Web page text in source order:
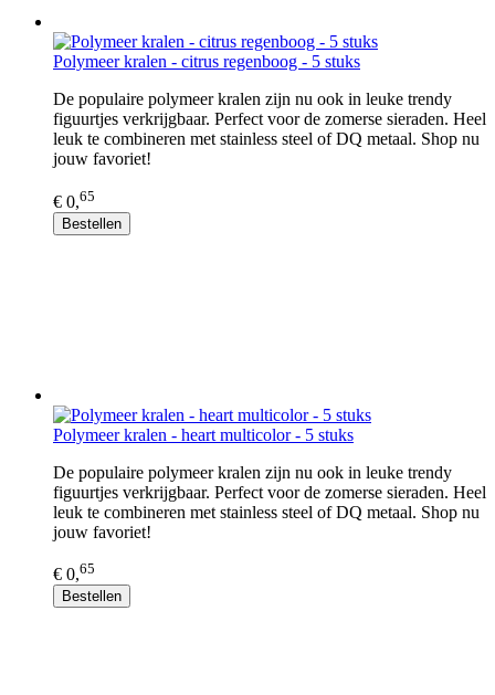
Polymeer kralen - citrus regenboog - 5 stuks
De populaire polymeer kralen zijn nu ook in leuke trendy
figuurtjes verkrijgbaar. Perfect voor de zomerse sieraden. Heel
leuk te combineren met stainless steel of DQ metaal. Shop nu
jouw favoriet!
€ 0,65
Bestellen
Polymeer kralen - heart multicolor - 5 stuks
De populaire polymeer kralen zijn nu ook in leuke trendy
figuurtjes verkrijgbaar. Perfect voor de zomerse sieraden. Heel
leuk te combineren met stainless steel of DQ metaal. Shop nu
jouw favoriet!
€ 0,65
Bestellen